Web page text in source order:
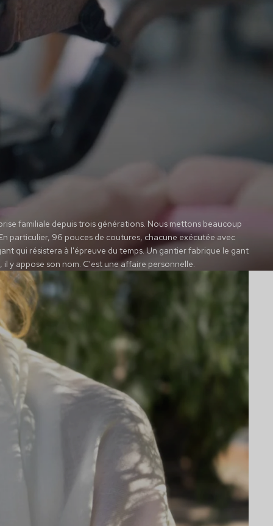
familiale depuis trois générations. Nous mettons beaucoup
particulier, 96 pouces de coutures, chacune exécutée avec
qui résistera à l'épreuve du temps. Un gantier fabrique le gant
y appose son nom. C'est une affaire personnelle.